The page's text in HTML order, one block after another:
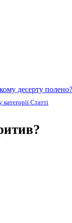
десерту полено?
категорії Статті